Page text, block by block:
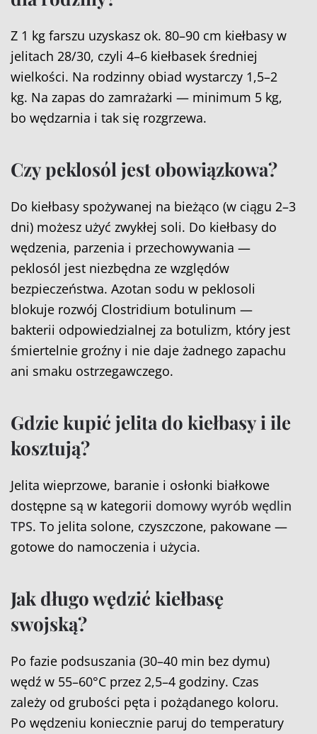
Z 1 kg farszu uzyskasz ok. 80–90 cm kiełbasy w
jelitach 28/30, czyli 4–6 kiełbasek średniej
wielkości. Na rodzinny obiad wystarczy 1,5–2
kg. Na zapas do zamrażarki — minimum 5 kg,
bo wędzarnia i tak się rozgrzewa.
Czy peklosól jest obowiązkowa?
Do kiełbasy spożywanej na bieżąco (w ciągu 2–3
dni) możesz użyć zwykłej soli. Do kiełbasy do
wędzenia, parzenia i przechowywania —
peklosól jest niezbędna ze względów
bezpieczeństwa. Azotan sodu w peklosoli
blokuje rozwój Clostridium botulinum —
bakterii odpowiedzialnej za botulizm, który jest
śmiertelnie groźny i nie daje żadnego zapachu
ani smaku ostrzegawczego.
Gdzie kupić jelita do kiełbasy i ile
kosztują?
Jelita wieprzowe, baranie i osłonki białkowe
dostępne są w kategorii domowy wyrób wędlin
TPS. To jelita solone, czyszczone, pakowane —
gotowe do namoczenia i użycia.
Jak długo wędzić kiełbasę
swojską?
Po fazie podsuszania (30–40 min bez dymu)
wędź w 55–60°C przez 2,5–4 godziny. Czas
zależy od grubości pęta i pożądanego koloru.
Po wędzeniu koniecznie paruj do temperatury